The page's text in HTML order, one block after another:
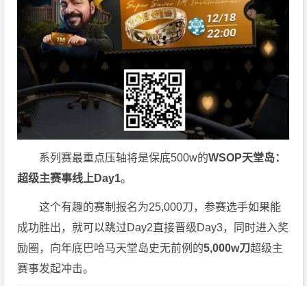
系列赛最重点压轴将是保底500w的WSOP天堂岛：
超级主赛事线上Day1。
这个有趣的赛制报名为25,000刀，参赛选手如果能
成功胜出，就可以跳过Day2直接晋级Day3，同时进入奖
励圈，向年底巴哈马天堂岛史无前例的5,000w刀超级主
赛事发起冲击。